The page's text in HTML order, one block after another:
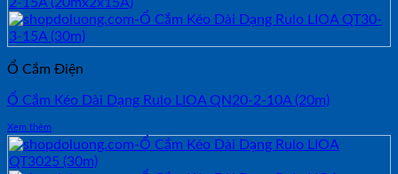
Ổ Cắm Điện
Ổ Cắm Kéo Dài Dạng Rulo LIOA QN20-2-10A (20m)
Xem thêm